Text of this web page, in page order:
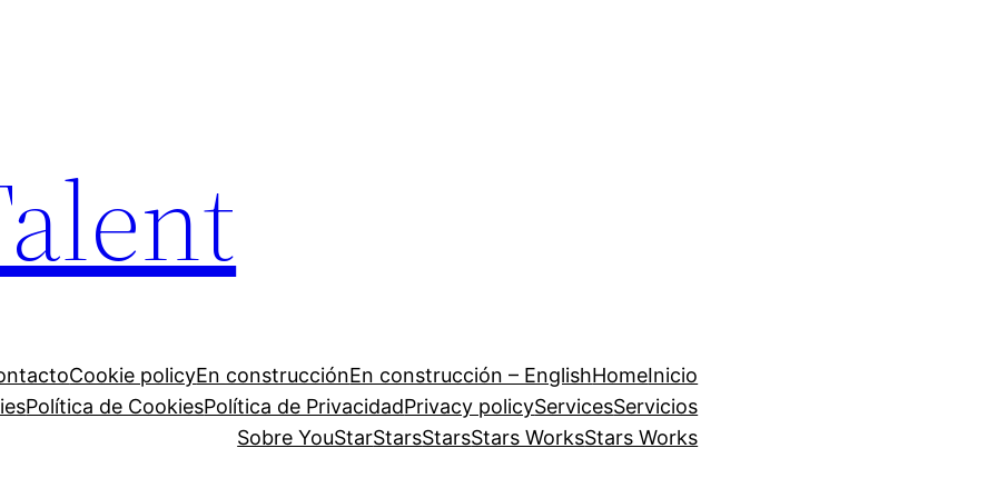
Cookie policyEn construcciónEn construcción – EnglishHomeInicio
Política de CookiesPolítica de PrivacidadPrivacy policyServicesServicios
Sobre YouStarStarsStarsStars WorksStars Works